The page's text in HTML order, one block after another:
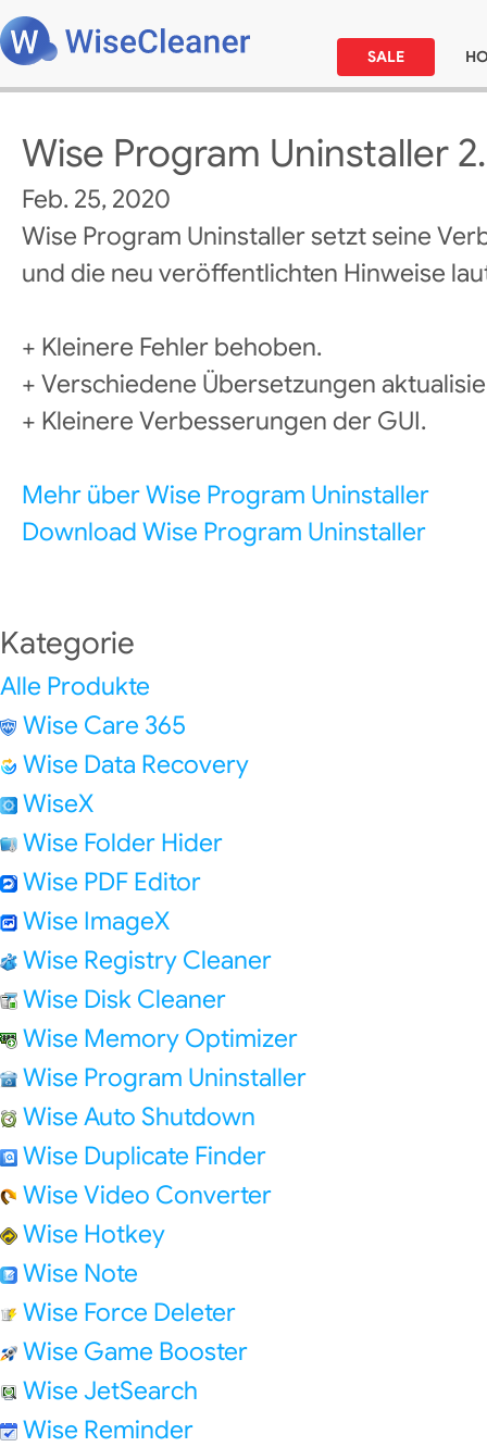
SALE
Wise Program Uninstaller
Feb. 25, 2020
Wise Program Uninstaller setzt seine
und die neu veröffentlichten Hinweise
+ Kleinere Fehler behoben.
+ Verschiedene Übersetzungen
+ Kleinere Verbesserungen der GUI.
Mehr über Wise Program Uninstaller
Download Wise Program Uninstaller
Kategorie
Alle Produkte
Wise Care 365
Wise Data Recovery
WiseX
Wise Folder Hider
Wise PDF Editor
Wise ImageX
Wise Registry Cleaner
Wise Disk Cleaner
Wise Memory Optimizer
Wise Program Uninstaller
Wise Auto Shutdown
Wise Duplicate Finder
Wise Video Converter
Wise Hotkey
Wise Note
Wise Force Deleter
Wise Game Booster
Wise JetSearch
Wise Reminder